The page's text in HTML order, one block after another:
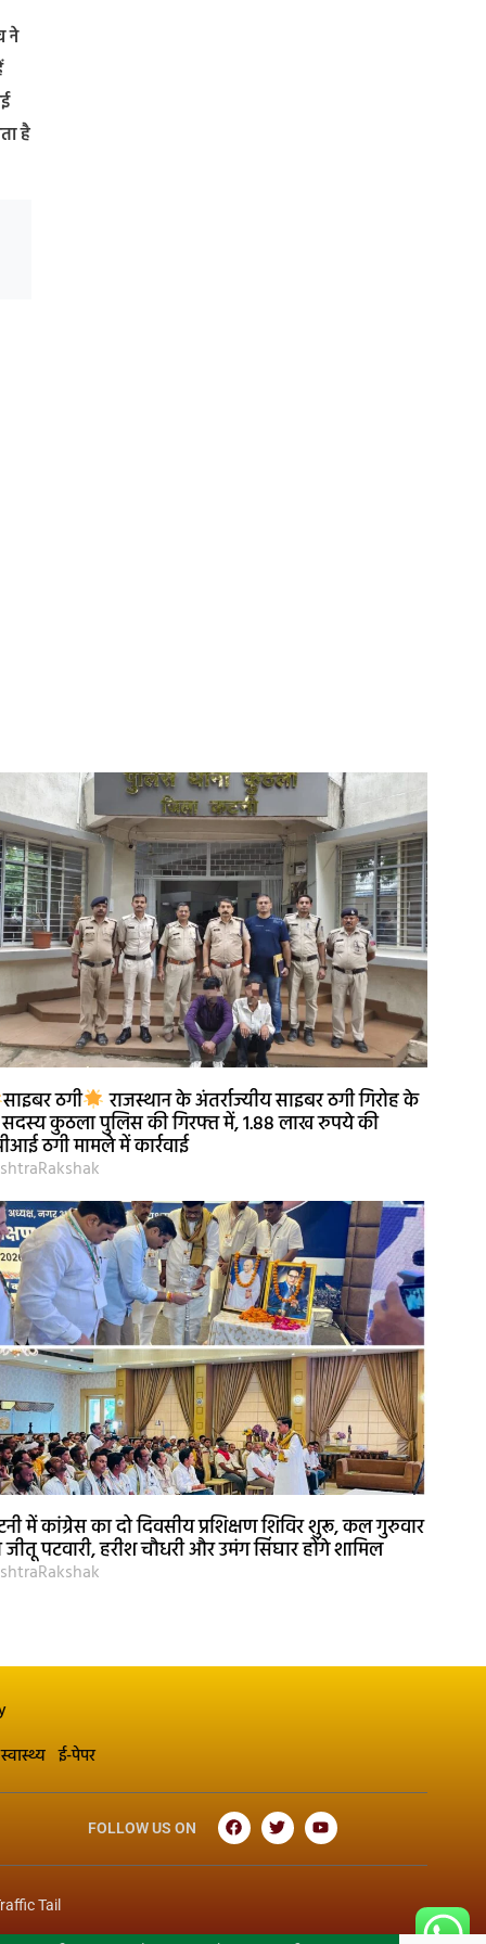
ने
है
साइबर ठगी राजस्थान के अंतर्राज्यीय साइबर ठगी गिरोह के
सदस्य कुठला पुलिस की गिरफ्त में, 1.88 लाख रुपये की
ठगी मामले में कार्रवाई
में कांग्रेस का दो दिवसीय प्रशिक्षण शिविर शुरू, कल गुरुवार
पटवारी, हरीश चौधरी और उमंग सिंघार होंगे शामिल
स्वास्थ्य ई-पेपर
FOLLOW US ON
Tail